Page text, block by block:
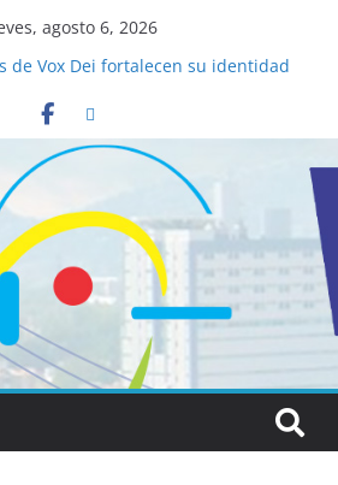
agosto 6, 2026
de Vox Dei fortalecen su identidad
los 5 secretos que tiene
católico para convertirse en
atrae a cientos de visitantes y
economía local
a la mesa: la importancia de
en común la nueva Película Toy
León XIV